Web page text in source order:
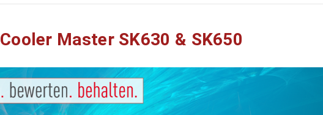
Cooler Master SK630 & SK650